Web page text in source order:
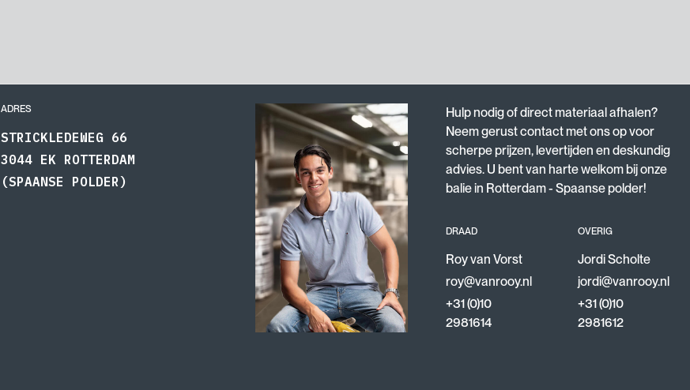
ADRES
STRICKLEDEWEG 66
3044 EK ROTTERDAM
(SPAANSE POLDER)
Hulp nodig of direct materiaal afhalen?
Neem gerust contact met ons op voor
scherpe prijzen, levertijden en deskundig
advies. U bent van harte welkom bij onze
balie in Rotterdam - Spaanse polder!
DRAAD
Roy van Vorst
roy@vanrooy.nl
+31 (0)10
2981614
OVERIG
Jordi Scholte
jordi@vanrooy.nl
+31 (0)10
2981612